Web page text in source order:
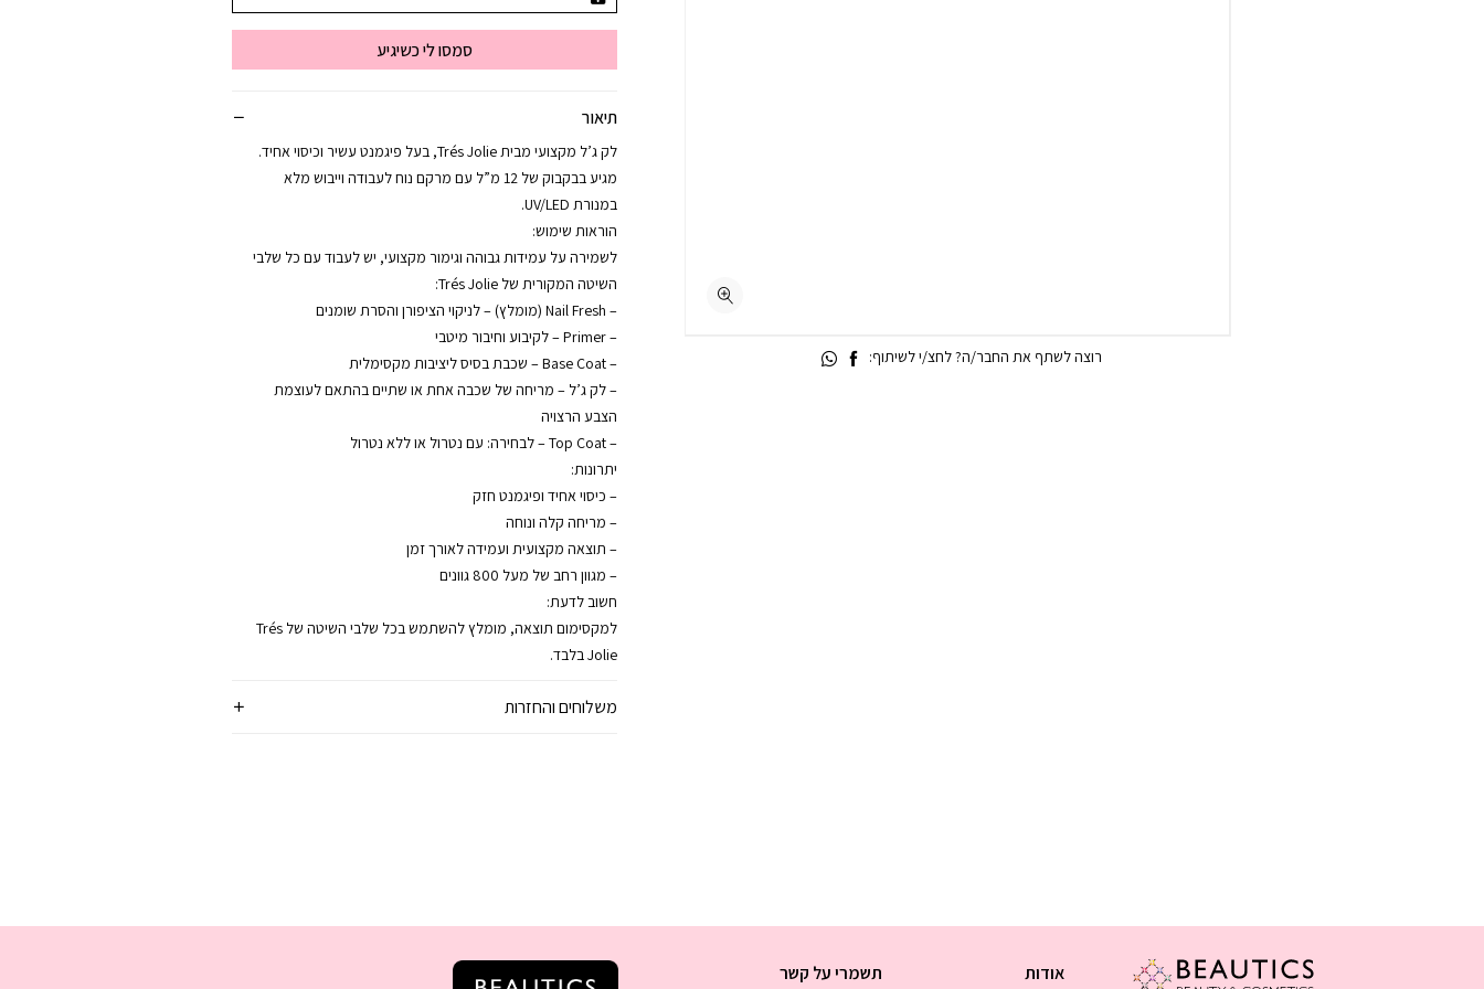
סמסו לי כשיגיע
תיאור
לק ג’ל מקצועי מבית Trés Jolie, בעל פיגמנט עשיר וכיסוי אחיד.
מגיע בבקבוק של 12 מ”ל עם מרקם נוח לעבודה וייבוש מלא
במנורת UV/LED.
הוראות שימוש:
לשמירה על עמידות גבוהה וגימור מקצועי, יש לעבוד עם כל שלבי
השיטה המקורית של Trés Jolie:
– Nail Fresh (מומלץ) – לניקוי הציפורן והסרת שומנים
– Primer – לקיבוע וחיבור מיטבי
– Base Coat – שכבת בסיס ליציבות מקסימלית
– לק ג’ל – מריחה של שכבה אחת או שתיים בהתאם לעוצמת
הצבע הרצויה
– Top Coat – לבחירה: עם נטרול או ללא נטרול
יתרונות:
– כיסוי אחיד ופיגמנט חזק
– מריחה קלה ונוחה
– תוצאה מקצועית ועמידה לאורך זמן
– מגוון רחב של מעל 800 גוונים
חשוב לדעת:
למקסימום תוצאה, מומלץ להשתמש בכל שלבי השיטה של Trés
Jolie בלבד.
משלוחים והחזרות
רוצה לשתף את החבר/ה? לחצ/י לשיתוף:
אודות תשמרי על קשר